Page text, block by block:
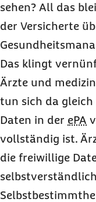
sehen? All das
der Versicherte
Gesundheits
Das klingt
Ärzte und
tun sich da gleich
Daten in der ePA
vollständig ist.
die freiwillige